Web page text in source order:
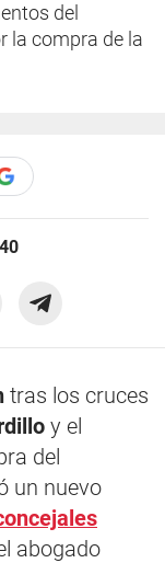
del
la compra de la
tras los cruces
y el
del
un nuevo
abogado